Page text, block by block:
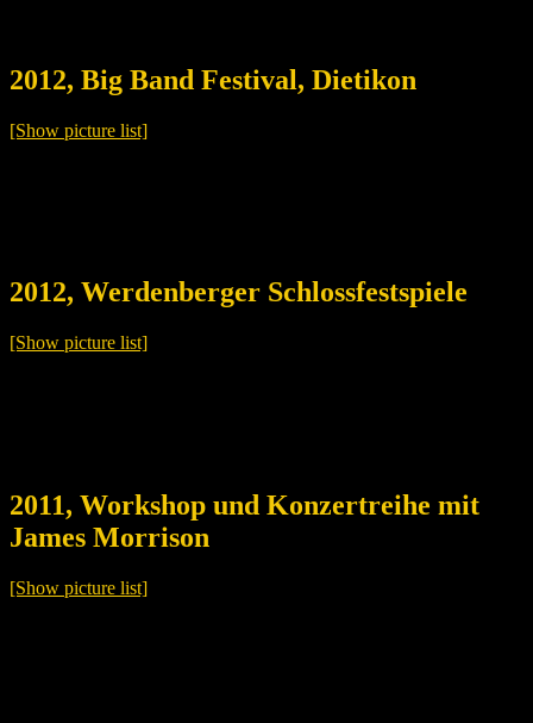
2012, Big Band Festival, Dietikon
[Show picture list]
2012, Werdenberger Schlossfestspiele
[Show picture list]
2011, Workshop und Konzertreihe mit
James Morrison
[Show picture list]